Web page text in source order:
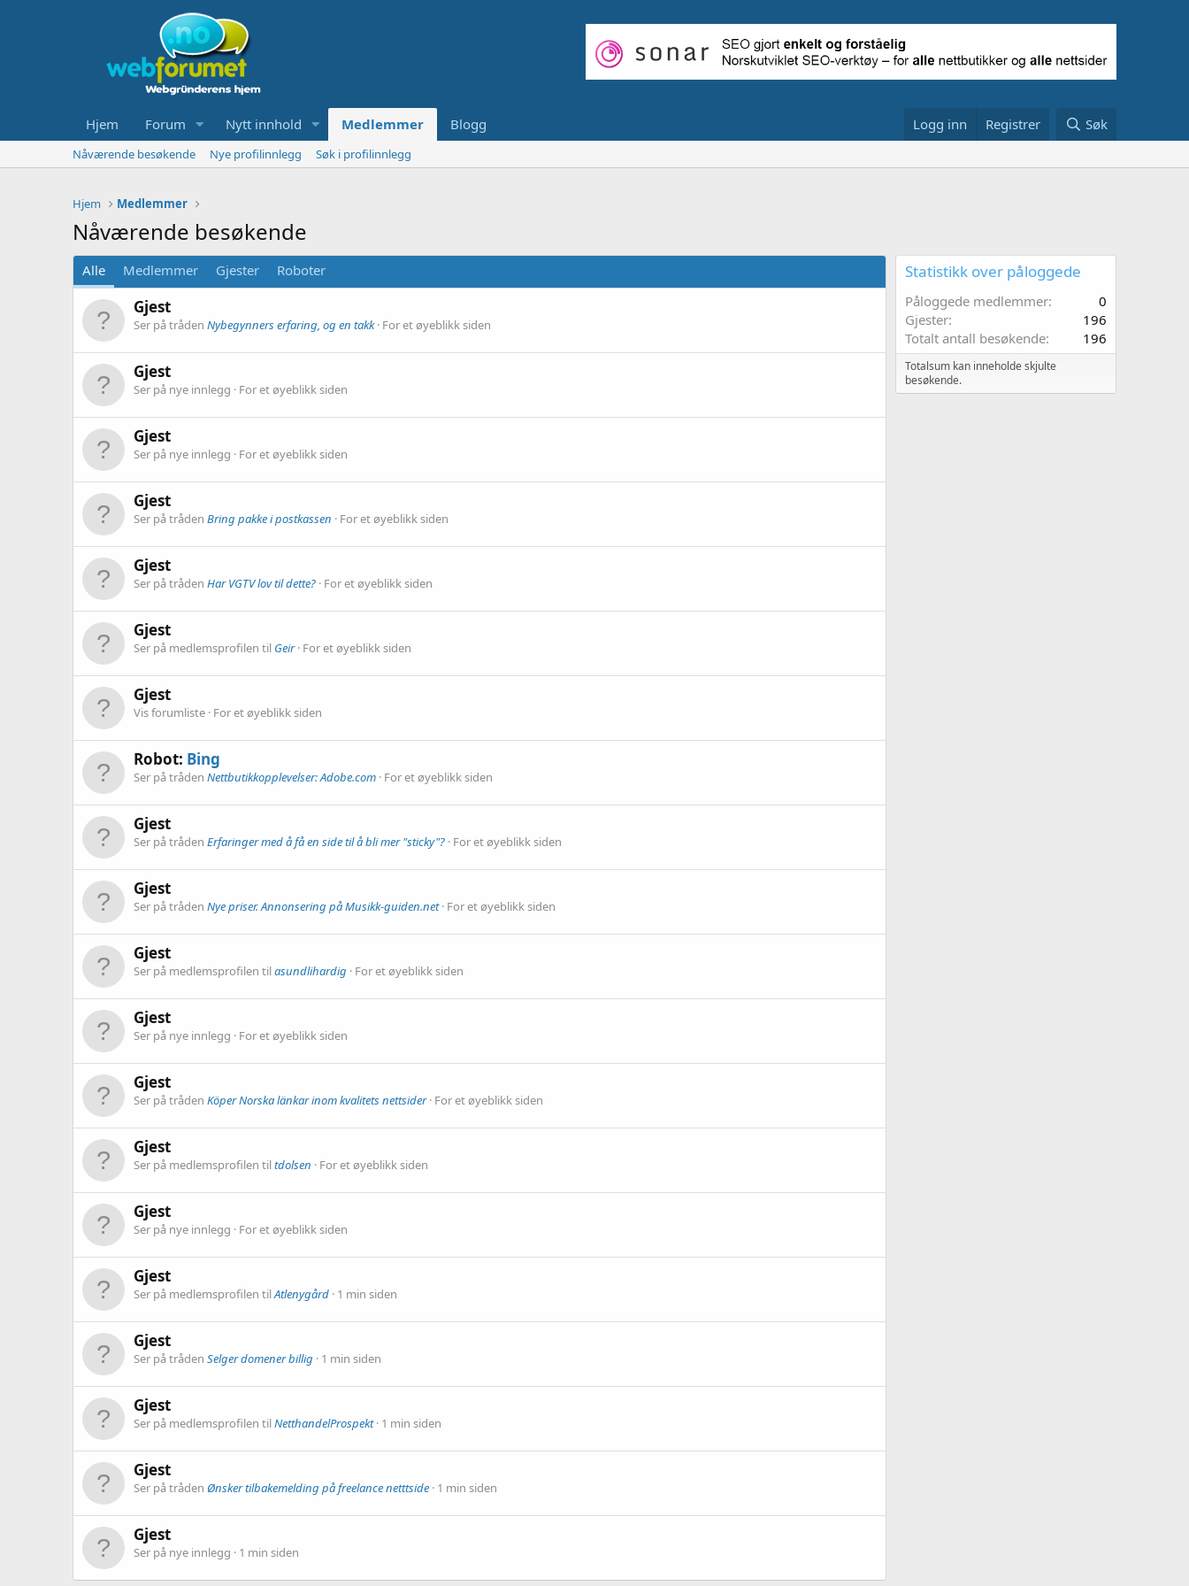
Hjem Forum Nytt innhold Medlemmer Blogg Logg inn Registrer Søk
Nåværende besøkende Nye profilinnlegg Søk i profilinnlegg
Hjem Medlemmer
Nåværende besøkende
Alle Medlemmer Gjester Roboter
Gjest
Ser på tråden Nybegynners erfaring, og en takk For et øyeblikk siden
Gjest
Ser på nye innlegg For et øyeblikk siden
Gjest
Ser på nye innlegg For et øyeblikk siden
Gjest
Ser på tråden Bring pakke i postkassen For et øyeblikk siden
Gjest
Ser på tråden Har VGTV lov til dette? For et øyeblikk siden
Gjest
Ser på medlemsprofilen til Geir For et øyeblikk siden
Gjest
Vis forumliste For et øyeblikk siden
Robot: Bing
Ser på tråden Nettbutikkopplevelser: Adobe.com For et øyeblikk siden
Gjest
Ser på tråden Erfaringer med å få en side til å bli mer "sticky"? For et øyeblikk siden
Gjest
Ser på tråden Nye priser. Annonsering på Musikk-guiden.net For et øyeblikk siden
Gjest
Ser på medlemsprofilen tilasundlihardig For et øyeblikk siden
Gjest
Ser på nye innlegg For et øyeblikk siden
Gjest
Ser på tråden Köper Norska länkar inom kvalitets nettsider For et øyeblikk siden
Gjest
Ser på medlemsprofilen tiltdolsen For et øyeblikk siden
Gjest
Ser på nye innlegg For et øyeblikk siden
Gjest
Ser på medlemsprofilen tilAtlenygård 1 min siden
Gjest
Ser på tråden Selger domener billig 1 min siden
Gjest
Ser på medlemsprofilen tilNetthandelProspekt 1 min siden
Gjest
Ser på tråden Ønsker tilbakemelding på freelance netttside 1 min siden
Gjest
Ser på nye innlegg 1 min siden
Statistikk over påloggede
Påloggede medlemmer
0
Gjester
196
Totalt antall besøkende
196
Totalsum kan inneholde skjulte
besøkende.